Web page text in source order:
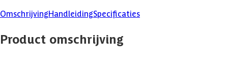
OmschrijvingHandleidingSpecificaties
Product omschrijving